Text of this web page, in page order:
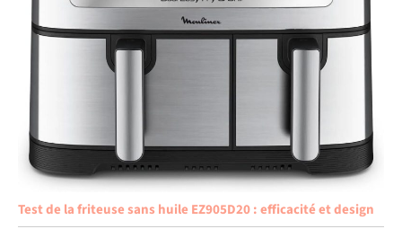
Test de la friteuse sans huile EZ905D20 : efficacité et design